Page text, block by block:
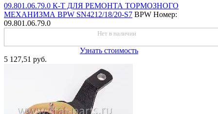
09.801.06.79.0 К-Т ДЛЯ РЕМОНТА ТОРМОЗНОГО
МЕХАНИЗМА BPW SN4212/18/20-S7 BPW Номер:
09.801.06.79.0
Нет в наличии
Узнать стоимость
5 127,51 руб.